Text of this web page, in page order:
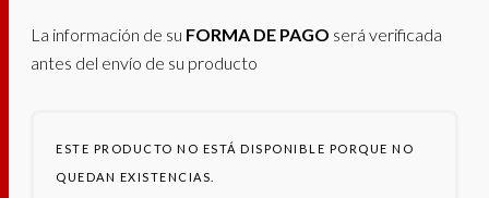
La información de su FORMA DE PAGO será verificada
antes del envío de su producto
ESTE PRODUCTO NO ESTÁ DISPONIBLE PORQUE NO
QUEDAN EXISTENCIAS.